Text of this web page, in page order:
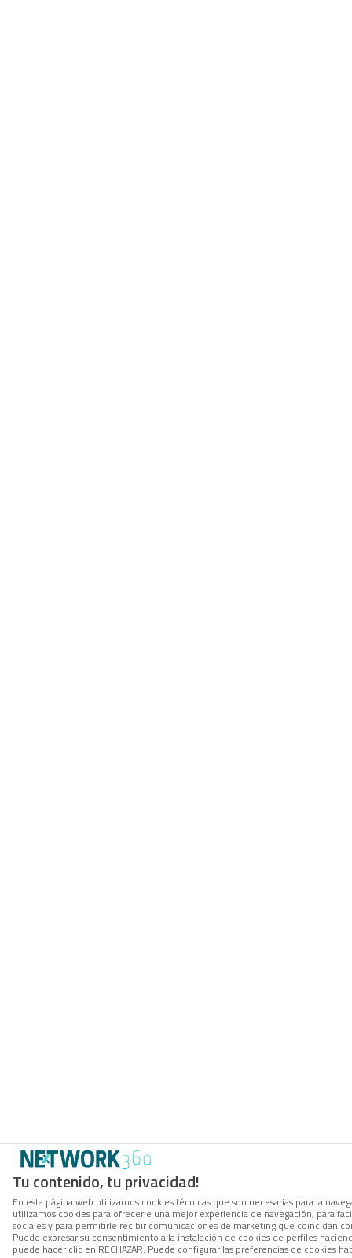
Tu contenido, tu privacidad!
En esta página web utilizamos cookies técnicas que son necesarias para la
utilizamos cookies para ofrecerle una mejor experiencia de navegación, para
sociales y para permitirle recibir comunicaciones de marketing que coincidan
Puede expresar su consentimiento a la instalación de cookies de perfiles
puede hacer clic en RECHAZAR. Puede configurar las preferencias de cookies